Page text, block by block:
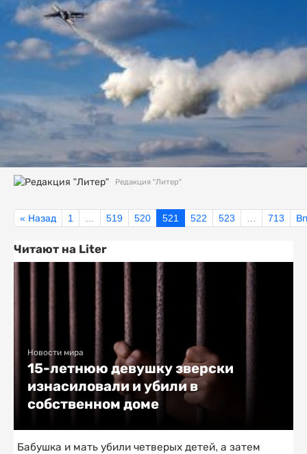
Редакция "Литер"
« Назад 1 … 519 520 521 522 523 … 713
Читают на Liter
Новости мира
15-летнюю девушку зверски
изнасиловали и убили в
собственном доме
Бабушка и мать убили четверых детей, а затем